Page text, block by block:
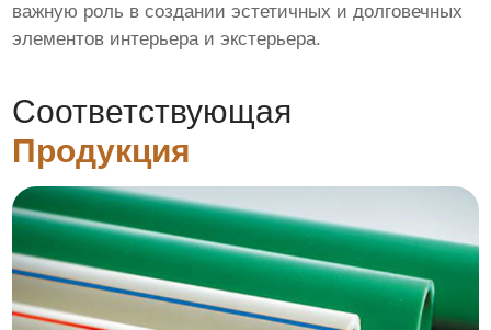
важную роль в создании эстетичных и долговечных
элементов интерьера и экстерьера.
Соответствующая
Продукция